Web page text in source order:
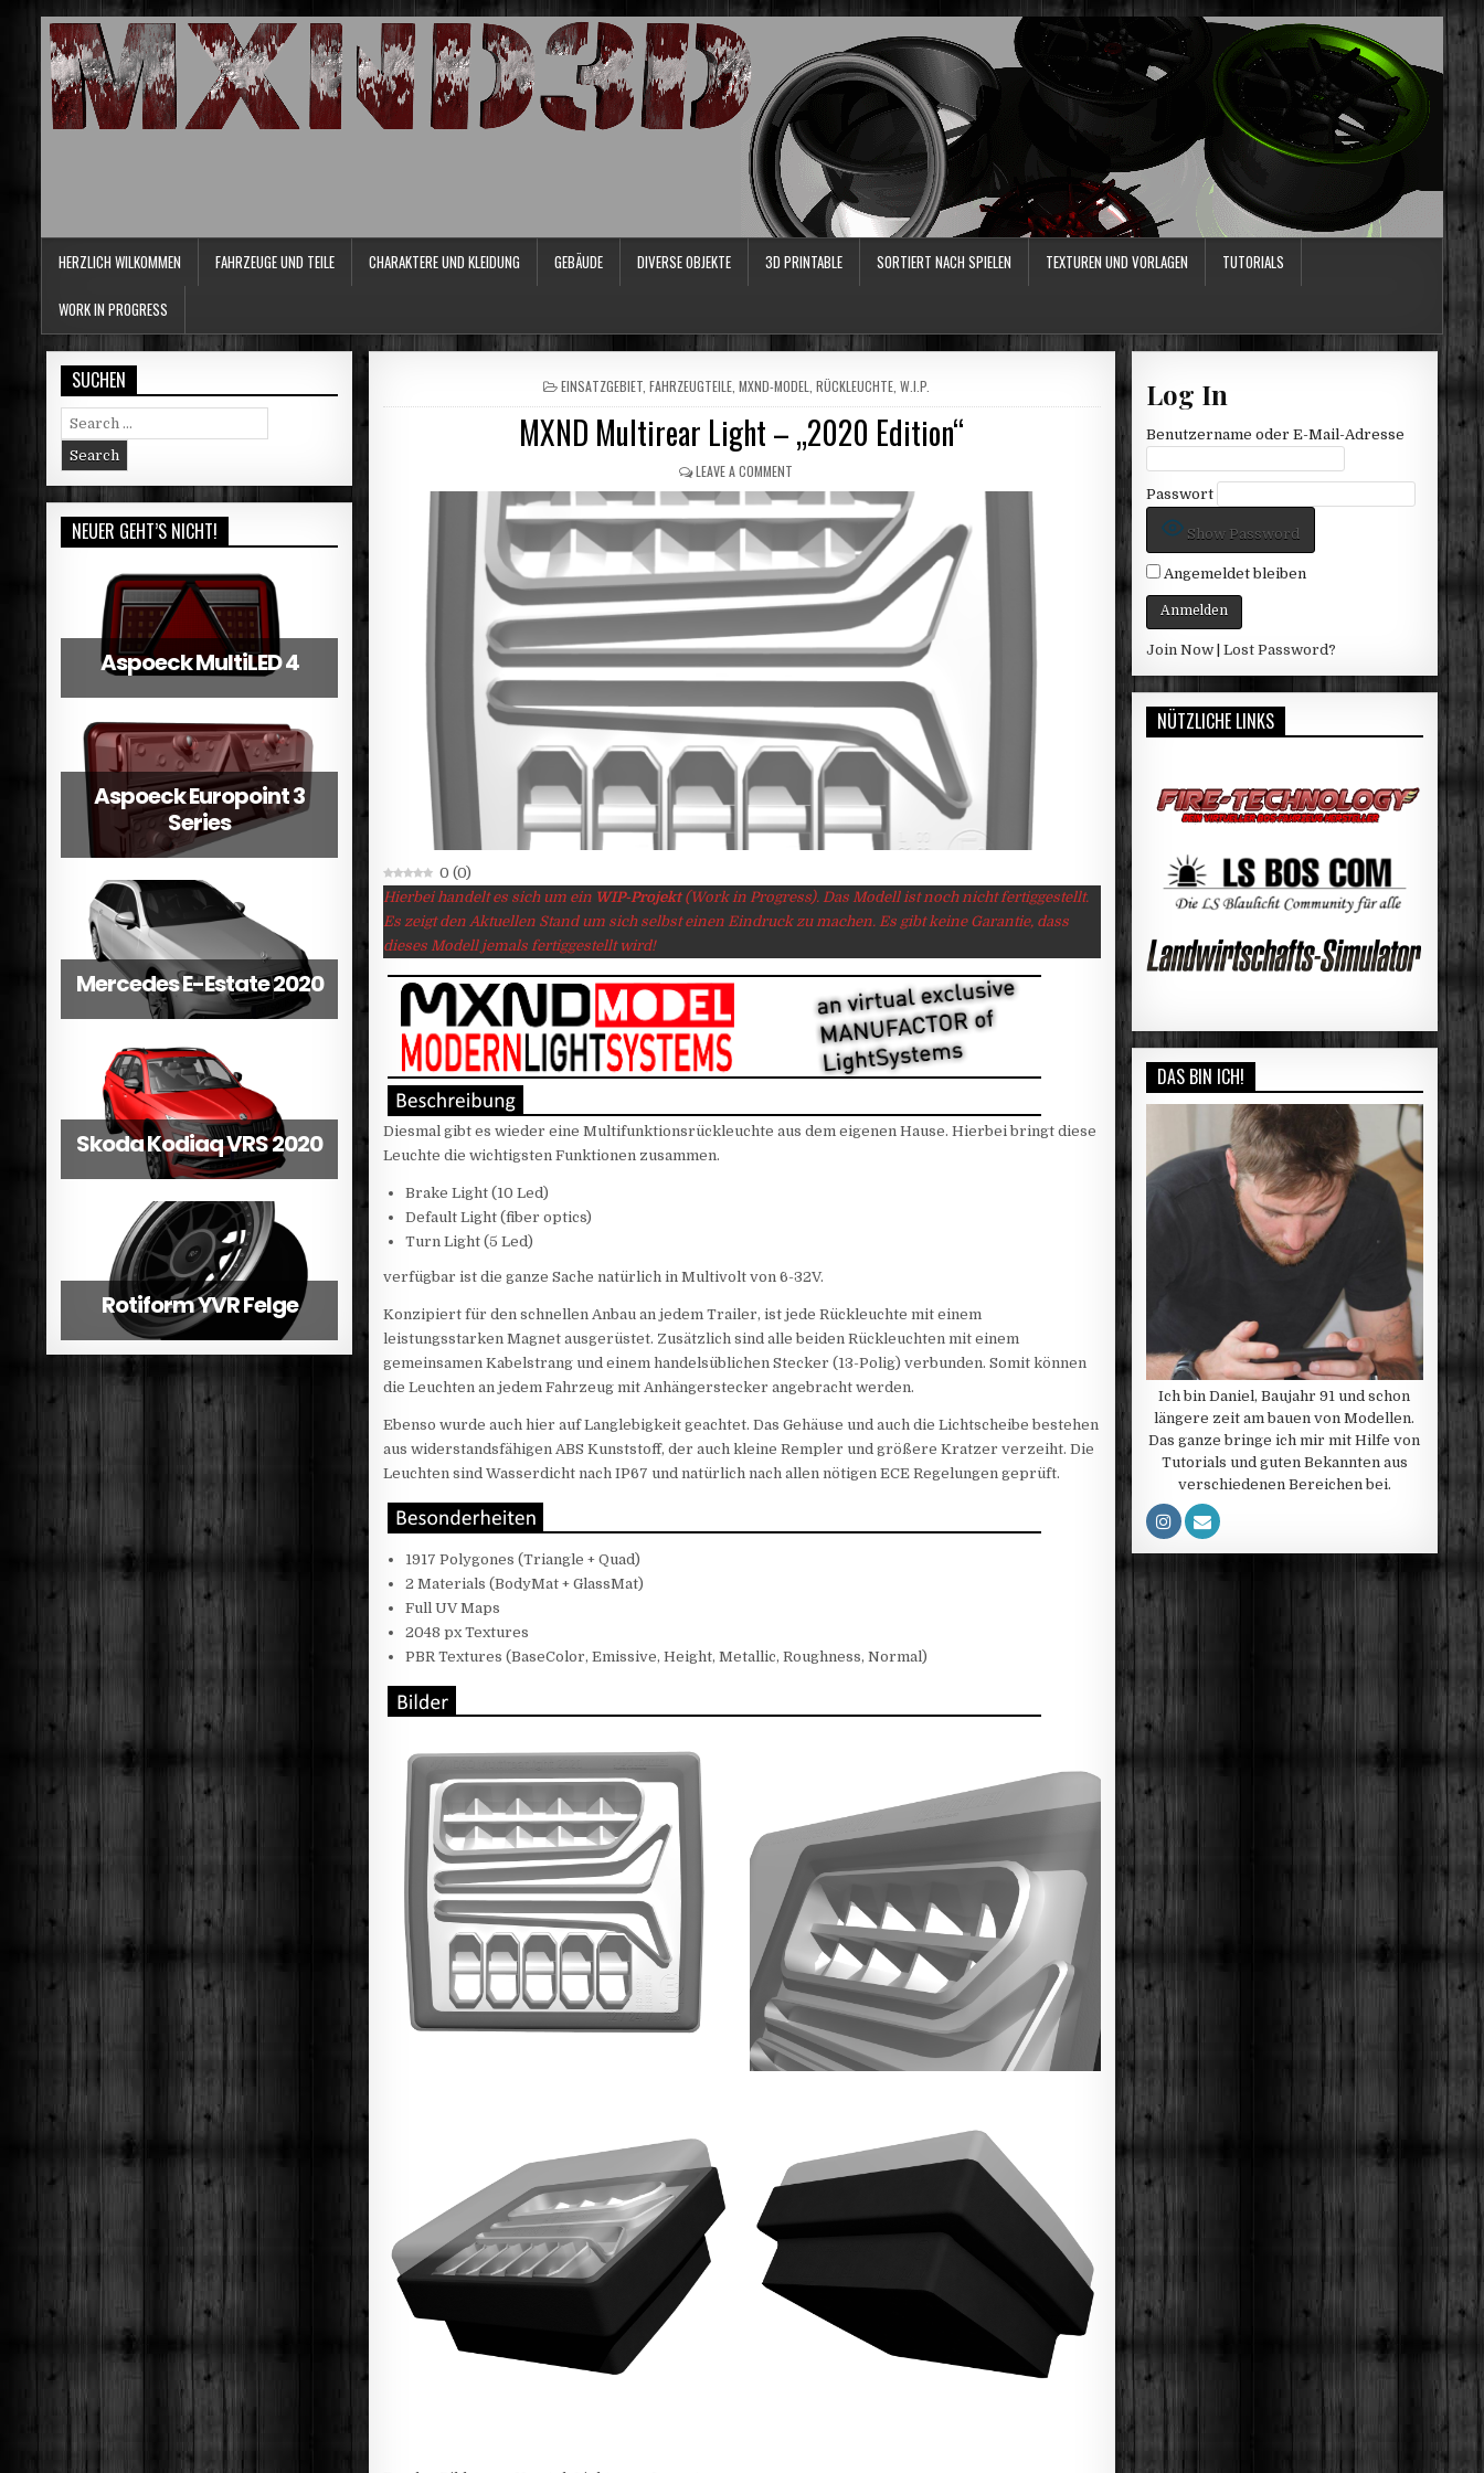
HERZLICH WILKOMMEN FAHRZEUGE UND TEILE CHARAKTERE UND KLEIDUNG GEBÄUDE DIVERSE OBJEKTE 3D PRINTABLE SORTIERT NACH SPIELEN TEXTUREN UND VORLAGEN TUTORIALS
WORK IN PROGRESS
POSTED
IN
EINSATZGEBIET, FAHRZEUGTEILE, MXND-MODEL RÜCKLEUCHTE, W.I.P.
MXND Multirear Light – „2020 Edition“
LEAVE A COMMENT
0 (0)
Hierbei handelt es sich um ein WIP-Projekt(Work in Progress). Das Modell ist noch nicht fertiggestellt.
Es zeigt den Aktuellen Stand um sich selbst einen Eindruck zu machen. Es gibt keine Garantie, dass
dieses Modell jemals fertiggestellt wird!
Diesmal gibt es wieder eine Multifunktionsrückleuchte aus dem eigenen Hause. Hierbei bringt diese
Leuchte die wichtigsten Funktionen zusammen.
Brake Light (10 Led)
Default Light (fiber optics)
Turn Light (5 Led)
verfügbar ist die ganze Sache natürlich in Multivolt von 6-32V.
Konzipiert für den schnellen Anbau an jedem Trailer, ist jede Rückleuchte mit einem
leistungsstarken Magnet ausgerüstet. Zusätzlich sind alle beiden Rückleuchten mit einem
gemeinsamen Kabelstrang und einem handelsüblichen Stecker (13-Polig) verbunden. Somit können
die Leuchten an jedem Fahrzeug mit Anhängerstecker angebracht werden.
Ebenso wurde auch hier auf Langlebigkeit geachtet. Das Gehäuse und auch die Lichtscheibe bestehen
aus widerstandsfähigen ABS Kunststoff, der auch kleine Rempler und größere Kratzer verzeiht. Die
Leuchten sind Wasserdicht nach IP67 und natürlich nach allen nötigen ECE Regelungen geprüft.
1917 Polygones (Triangle + Quad)
2 Materials (BodyMat + GlassMat)
Full UV Maps
2048 px Textures
PBR Textures (BaseColor, Emissive, Height, Metallic, Roughness, Normal)
SUCHEN
Search
for:
NEUER GEHT’S NICHT!
Aspoeck MultiLED 4
Aspoeck Europoint 3
Series
Mercedes E-Estate 2020
Skoda Kodiaq VRS 2020
Rotiform YVR Felge
Log In
Benutzername oder E-Mail-Adresse
Passwort
Show Password
Angemeldet bleiben
Join Now| Lost Password?
NÜTZLICHE LINKS
DAS BIN ICH!
Ich bin Daniel, Baujahr 91 und schon
längere zeit am bauen von Modellen.
Das ganze bringe ich mir mit Hilfe von
Tutorials und guten Bekannten aus
verschiedenen Bereichen bei.